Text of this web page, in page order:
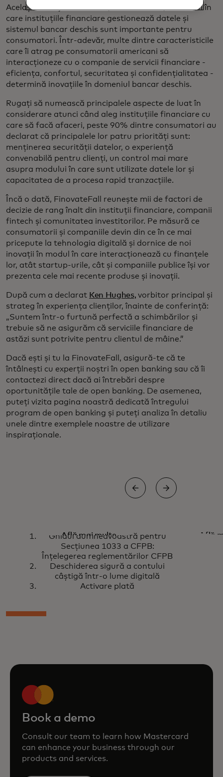
Același sondaj a constatat, de asemenea, că modul în
care instituțiile financiare gestionează datele și
sistemul bancar deschis sunt importante pentru
consumatori. Într-adevăr, multe dintre caracteristicile
care îi atrag pe consumatorii americani să
interacționeze cu o companie de servicii financiare -
eficiența, confortul, securitatea și confidențialitatea -
determină inovațiile în domeniul bancar deschis.
Rugați să numească principalele aspecte de luat în
considerare atunci când aleg instituțiile financiare cu
care să facă afaceri, peste 90% dintre consumatori au
declarat că principalele lor patru priorități sunt:
menținerea securității datelor, o experiență
convenabilă pentru clienți, un control mai mare
asupra modului în care sunt utilizate datele lor și
capacitatea de a procesa rapid tranzacțiile.
Încă o dată, FinovateFall reunește mii de factori de
decizie de rang înalt din instituții financiare, companii
fintech și comunitatea investitorilor. Pe măsură ce
consumatorii și companiile devin din ce în ce mai
pricepute la tehnologia digitală și dornice de noi
inovații în modul în care interacționează cu finanțele
lor, atât startup-urile, cât și companiile publice își vor
prezenta cele mai recente produse și inovații.
După cum a declarat Ken Hughes, vorbitor principal și
strateg în experiența clienților, înainte de conferință:
„Suntem într-o furtună perfectă a schimbărilor și
trebuie să ne asigurăm că serviciile financiare de
astăzi sunt potrivite pentru clientul de mâine.”
Dacă ești și tu la FinovateFall, asigură-te că te
întâlnești cu experții noștri în open banking sau că îi
contactezi direct dacă ai întrebări despre
oportunitățile tale de open banking. De asemenea,
puteți vizita pagina noastră dedicată întregului
program de open banking și puteți analiza în detaliu
unele dintre exemplele noastre de utilizare
inspiraționale.
Ghidul
dumneavoastră
pentru Secțiunea
1033 a CFPB:
Înțelegerea
Află mai multe Află
Ghidul dumneavoastră pentru
Secțiunea 1033 a CFPB:
Înțelegerea reglementărilor CFPB
Deschiderea sigură a contului
câștigă într-o lume digitală
Activare plată
Book a demo
Consult our team to learn how Mastercard
can enhance your business through our
products and services.